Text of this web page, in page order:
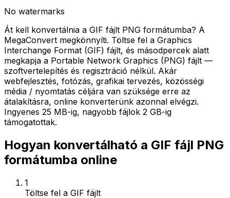
No watermarks
Át kell konvertálnia a GIF fájlt PNG formátumba? A
MegaConvert megkönnyíti. Töltse fel a Graphics
Interchange Format (GIF) fájlt, és másodpercek alatt
megkapja a Portable Network Graphics (PNG) fájlt —
szoftvertelepítés és regisztráció nélkül. Akár
webfejlesztés, fotózás, grafikai tervezés, közösségi
média / nyomtatás céljára van szüksége erre az
átalakításra, online konverterünk azonnal elvégzi.
Ingyenes 25 MB-ig, nagyobb fájlok 2 GB-ig
támogatottak.
Hogyan konvertálható a GIF fájl PNG
formátumba online
1
Töltse fel a GIF fájlt